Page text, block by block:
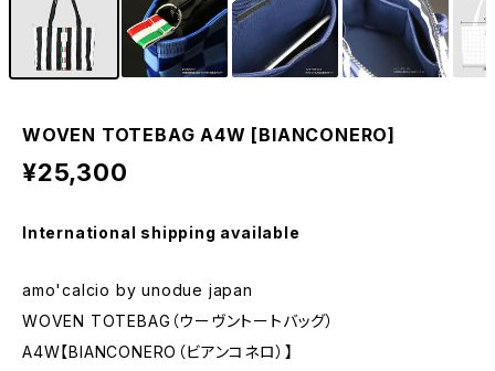
WOVEN TOTEBAG A4W [BIANCONERO]
¥25,300
International shipping available
amo'calcio by unodue japan
WOVEN TOTEBAG（ウーヴントートバッグ）
A4W【BIANCONERO（ビアンコネロ）】